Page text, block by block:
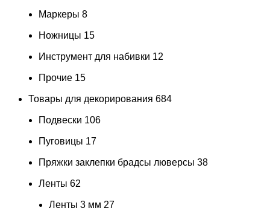
Маркеры 8
Ножницы 15
Инструмент для набивки 12
Прочие 15
Товары для декорирования 684
Подвески 106
Пуговицы 17
Пряжки заклепки брадсы люверсы 38
Ленты 62
Ленты 3 мм 27